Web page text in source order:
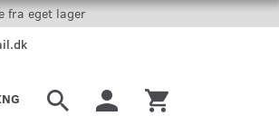
fra eget lager